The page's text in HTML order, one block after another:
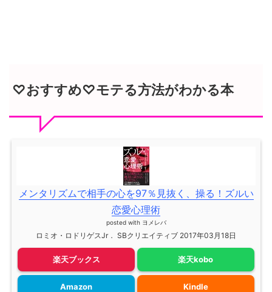
♡おすすめ♡モテる方法がわかる本
メンタリズムで相手の心を97％見抜く、操る！ズルい
恋愛心理術
posted with ヨメレバ
ロミオ・ロドリゲスJr． SBクリエイティブ 2017年03月18日
楽天ブックス 楽天kobo
Amazon Kindle